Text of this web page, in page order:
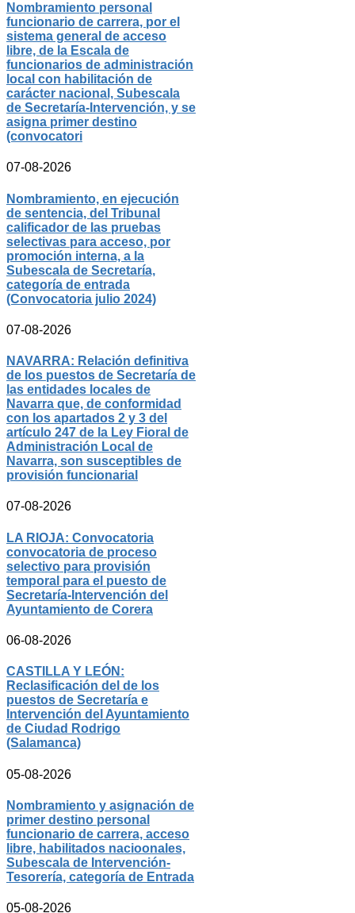
Nombramiento personal
funcionario de carrera, por el
sistema general de acceso
libre, de la Escala de
funcionarios de administración
local con habilitación de
carácter nacional, Subescala
de Secretaría-Intervención, y se
asigna primer destino
(convocatori
07-08-2026
Nombramiento, en ejecución
de sentencia, del Tribunal
calificador de las pruebas
selectivas para acceso, por
promoción interna, a la
Subescala de Secretaría,
categoría de entrada
(Convocatoria julio 2024)
07-08-2026
NAVARRA: Relación definitiva
de los puestos de Secretaría de
las entidades locales de
Navarra que, de conformidad
con los apartados 2 y 3 del
artículo 247 de la Ley Fioral de
Administración Local de
Navarra, son susceptibles de
provisión funcionarial
07-08-2026
LA RIOJA: Convocatoria
convocatoria de proceso
selectivo para provisión
temporal para el puesto de
Secretaría-Intervención del
Ayuntamiento de Corera
06-08-2026
CASTILLA Y LEÓN:
Reclasificación del de los
puestos de Secretaría e
Intervención del Ayuntamiento
de Ciudad Rodrigo
(Salamanca)
05-08-2026
Nombramiento y asignación de
primer destino personal
funcionario de carrera, acceso
libre, habilitados nacioonales,
Subescala de Intervención-
Tesorería, categoría de Entrada
05-08-2026